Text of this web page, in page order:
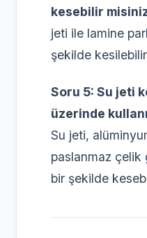
kesebilir
jeti ile lamine
şekilde
Soru 5: Su jeti
üzerinde
Su jeti,
paslanmaz çelik
bir şekilde